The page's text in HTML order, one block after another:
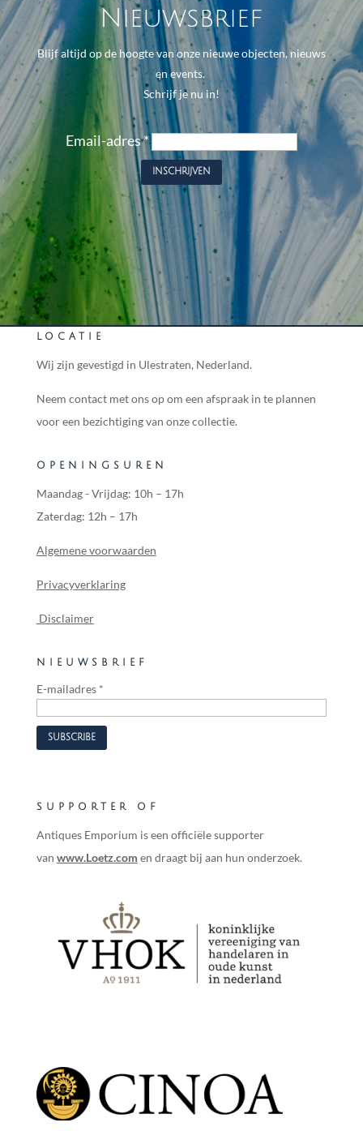
Nieuwsbrief
Blijf altijd op de hoogte van onze nieuwe objecten, nieuws
en events.
Schrijf je nu in!
Email-adres*
LOCATIE
Wij zijn gevestigd in Ulestraten, Nederland.
Neem contact met ons op om een afspraak in te plannen
voor een bezichtiging van onze collectie.
OPENINGSUREN
Maandag - Vrijdag: 10h – 17h
Zaterdag: 12h – 17h
Algemene voorwaarden
Privacyverklaring
Disclaimer
NIEUWSBRIEF
E-mailadres *
SUPPORTER OF
Antiques Emporium is een officiële supporter
van www.Loetz.com en draagt bij aan hun onderzoek.